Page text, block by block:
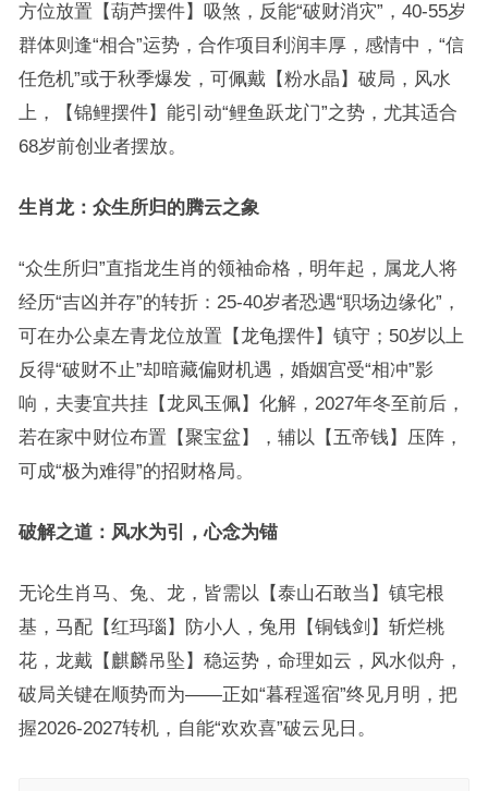
方位放置【葫芦摆件】吸煞，反能“破财消灾”，40-55岁
群体则逢“相合”运势，合作项目利润丰厚，感情中，“信
任危机”或于秋季爆发，可佩戴【粉水晶】破局，风水
上，【锦鲤摆件】能引动“鲤鱼跃龙门”之势，尤其适合
68岁前创业者摆放。
生肖龙：众生所归的腾云之象
“众生所归”直指龙生肖的领袖命格，明年起，属龙人将
经历“吉凶并存”的转折：25-40岁者恐遇“职场边缘化”，
可在办公桌左青龙位放置【龙龟摆件】镇守；50岁以上
反得“破财不止”却暗藏偏财机遇，婚姻宫受“相冲”影
响，夫妻宜共挂【龙凤玉佩】化解，2027年冬至前后，
若在家中财位布置【聚宝盆】，辅以【五帝钱】压阵，
可成“极为难得”的招财格局。
破解之道：风水为引，心念为锚
无论生肖马、兔、龙，皆需以【泰山石敢当】镇宅根
基，马配【红玛瑙】防小人，兔用【铜钱剑】斩烂桃
花，龙戴【麒麟吊坠】稳运势，命理如云，风水似舟，
破局关键在顺势而为——正如“暮程遥宿”终见月明，把
握2026-2027转机，自能“欢欢喜”破云见日。